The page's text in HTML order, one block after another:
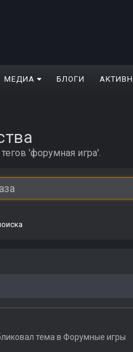
МЕДИА БЛОГИ
'форумная игра'.
тема в Форумные игры